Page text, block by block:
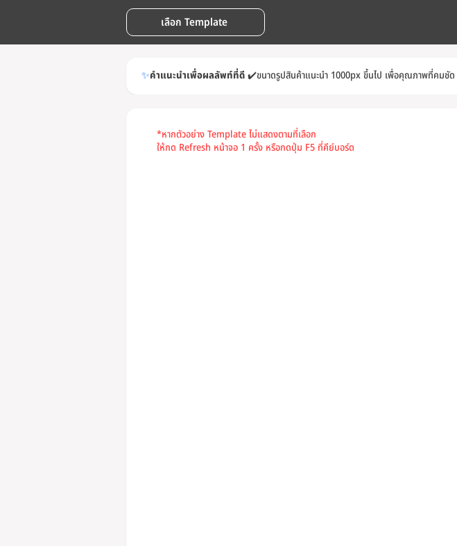
เลือก Template
✨คำแนะนำเพื่อผลลัพท์ที่ดี✔️ขนาดรูปสินค้าแนะนำ 1000px ขึ้นไป เพื่อคุณภาพที่คมชัด
*หากตัวอย่าง Template ไม่แสดงตามที่เลือก
ให้กด Refresh หน้าจอ 1 ครั้ง หรือกดปุ่ม F5 ที่คีย์บอร์ด